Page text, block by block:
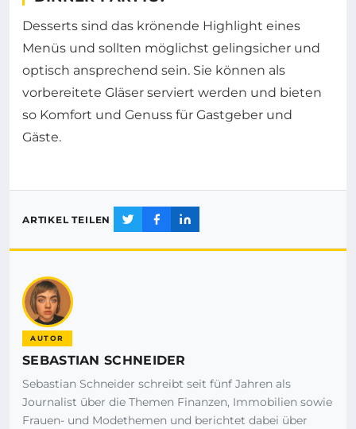
Desserts sind das krönende Highlight eines
Menüs und sollten möglichst gelingsicher und
optisch ansprechend sein. Sie können als
vorbereitete Gläser serviert werden und bieten
so Komfort und Genuss für Gastgeber und
Gäste.
ARTIKEL TEILEN
AUTOR
SEBASTIAN SCHNEIDER
Sebastian Schneider schreibt seit fünf Jahren als
Journalist über die Themen Finanzen, Immobilien sowie
Frauen- und Modethemen und berichtet dabei über